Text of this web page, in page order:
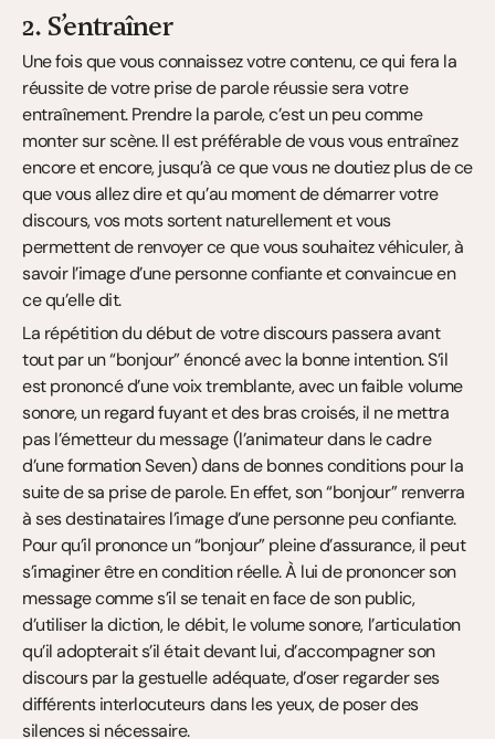
2. S’entraîner
Une fois que vous connaissez votre contenu, ce qui fera la
réussite de votre prise de parole réussie sera votre
entraînement. Prendre la parole, c’est un peu comme
monter sur scène. Il est préférable de vous vous entraînez
encore et encore, jusqu’à ce que vous ne doutiez plus de ce
que vous allez dire et qu’au moment de démarrer votre
discours, vos mots sortent naturellement et vous
permettent de renvoyer ce que vous souhaitez véhiculer, à
savoir l’image d’une personne confiante et convaincue en
ce qu’elle dit.
La répétition du début de votre discours passera avant
tout par un “bonjour” énoncé avec la bonne intention. S’il
est prononcé d’une voix tremblante, avec un faible volume
sonore, un regard fuyant et des bras croisés, il ne mettra
pas l’émetteur du message (l’animateur dans le cadre
d’une formation Seven) dans de bonnes conditions pour la
suite de sa prise de parole. En effet, son “bonjour” renverra
à ses destinataires l’image d’une personne peu confiante.
Pour qu’il prononce un “bonjour” pleine d’assurance, il peut
s’imaginer être en condition réelle. À lui de prononcer son
message comme s’il se tenait en face de son public,
d’utiliser la diction, le débit, le volume sonore, l’articulation
qu’il adopterait s’il était devant lui, d’accompagner son
discours par la gestuelle adéquate, d’oser regarder ses
différents interlocuteurs dans les yeux, de poser des
silences si nécessaire.